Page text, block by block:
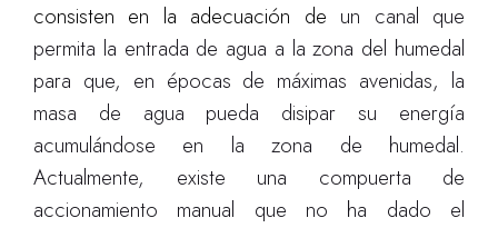
consisten en la adecuación de un canal que
permita la entrada de agua a la zona del humedal
para que, en épocas de máximas avenidas, la
masa de agua pueda disipar su energía
acumulándose en la zona de humedal.
Actualmente, existe una compuerta de
accionamiento manual que no ha dado el